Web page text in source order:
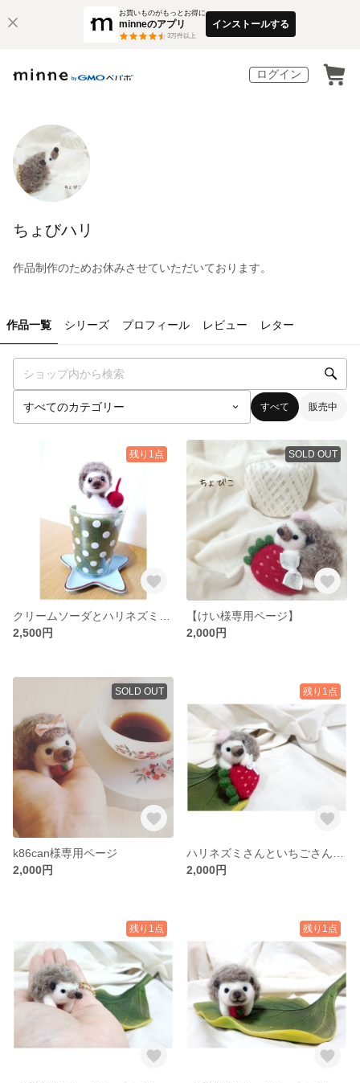
お買いものがもっとお得に
minneのアプリ
3万件以上
インストールする
ログイン
ちょびハリ
作品制作のためお休みさせていただいております。
作品一覧 シリーズ プロフィール レビュー レター
すべて 販売中
残り1点
2,500円
SOLD OUT
【けい様専用ページ】
2,000円
SOLD OUT
k86can様専用ページ
2,000円
残り1点
2,000円
残り1点 残り1点